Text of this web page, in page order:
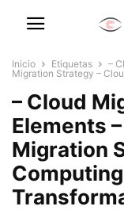
Inicio Etiquetas
–
Migration Strategy –
– Cloud
Elements
Migration